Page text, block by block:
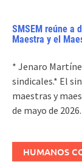
SMSEM reúne a
Maestra y el
* Jenaro
sindicales.* El
maestras y
de mayo de
HUMANOS